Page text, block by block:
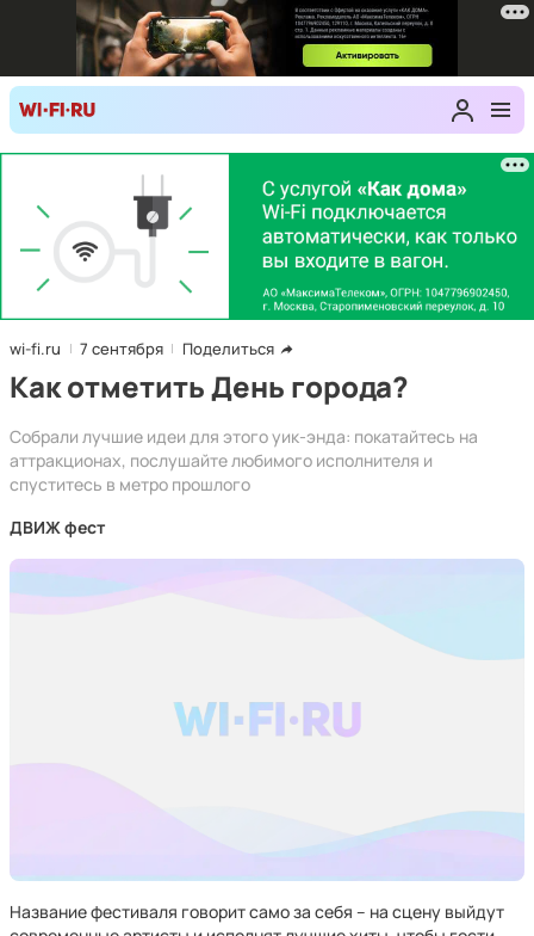
wi-fi.ru 7 сентября Поделиться
Как отметить День города?
Собрали лучшие идеи для этого уик-энда: покатайтесь на
аттракционах, послушайте любимого исполнителя и
спуститесь в метро прошлого
ДВИЖ фест
Название фестиваля говорит само за себя – на сцену выйдут